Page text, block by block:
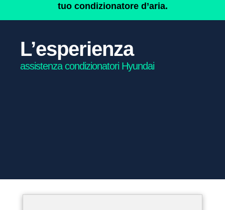
tuo condizionatore d’aria.
L’esperienza
assistenza condizionatori Hyundai